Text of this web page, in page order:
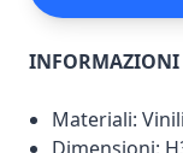
INFORMAZIONI
Materiali: